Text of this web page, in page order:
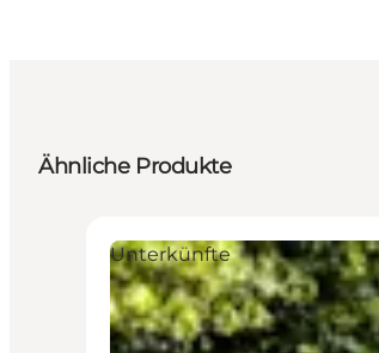
Ähnliche Produkte
Unterkünfte